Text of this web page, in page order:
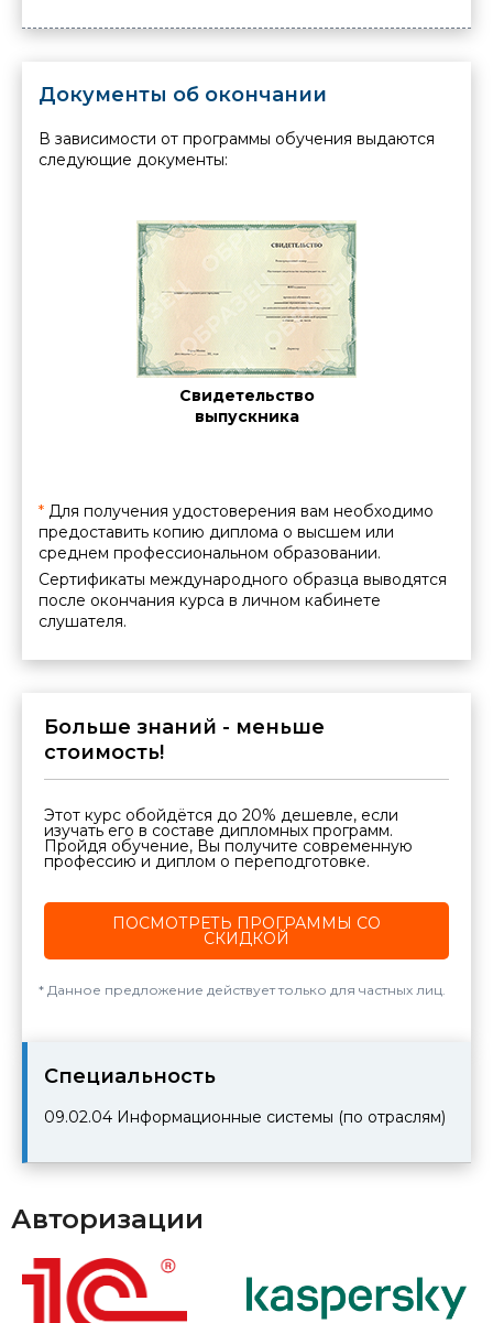
Документы об окончании
В зависимости от программы обучения выдаются
следующие документы:
Свидетельство
выпускника
* Для получения удостоверения вам необходимо
предоставить копию диплома о высшем или
среднем профессиональном образовании.
Сертификаты международного образца выводятся
после окончания курса в личном кабинете
слушателя.
Больше знаний - меньше
стоимость!
Этот курс обойдётся до 20% дешевле, если
изучать его в составе дипломных программ.
Пройдя обучение, Вы получите современную
профессию и диплом о переподготовке.
ПОСМОТРЕТЬ ПРОГРАММЫ СО
СКИДКОЙ
Данное предложение действует только для частных лиц.
Cпециальность
09.02.04 Информационные системы (по отраслям)
Авторизации